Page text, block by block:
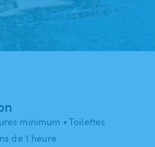
minimum • Toilettes
de 1 heure